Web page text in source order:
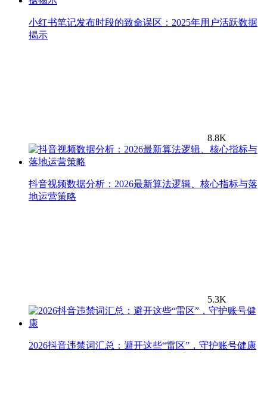
小红书笔记发布时段的致命误区：2025年用户活跃数据
揭示
8.8K
抖音视频数据分析：2026最新算法逻辑、核心指标与落
地运营策略
5.3K
2026抖音违禁词汇总：避开这些“雷区”，守护账号健康